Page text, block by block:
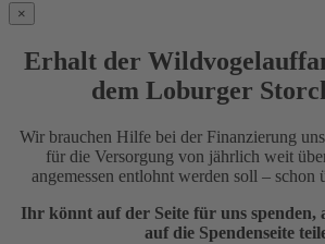
×
Erhalt der
dem Loburger
Wir brauchen Hilfe bei der Finanzierung
für die Versorgung von jährlich weit
angemessen entlohnt werden soll – schon
Ihr könnt auf der Seite für uns spenden,
auf die Spendenseite